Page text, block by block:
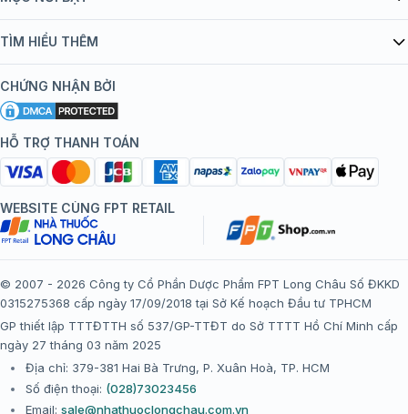
bán hàng
Chính sách nội dung
Chính sách bảo mật
Chính sách bảo mật dữ liệu cá nhân
Chính sách thanh toán
Chính sách đổi trả gói, mũi tiêm tại trung tâm tiêm chủng
FPT Long Châu
Thể lệ chương trình “Tích điểm nhận đặc quyền”
Danh mục vắc xin
Đội ngũ bác sĩ, chuyên gia
Hệ thống trung tâm tiêm chủng
TÌM HIỂU THÊM
Khuyến mãi
Tôi nên tiêm gì?
Tiêm chủng đi nước ngoài
CHỨNG NHẬN BỞI
HỖ TRỢ THANH TOÁN
WEBSITE CÙNG FPT RETAIL
© 2007 - 2026 Công ty Cổ Phần Dược Phẩm FPT Long Châu Số ĐKKD
0315275368 cấp ngày 17/09/2018 tại Sở Kế hoạch Đầu tư TPHCM
GP thiết lập TTTĐTTH số 537/GP-TTĐT do Sở TTTT Hồ Chí Minh cấp
ngày 27 tháng 03 năm 2025
Địa chỉ: 379-381 Hai Bà Trưng, P. Xuân Hoà, TP. HCM
Số điện thoại: (028)73023456
Email: sale@nhathuoclongchau.com.vn